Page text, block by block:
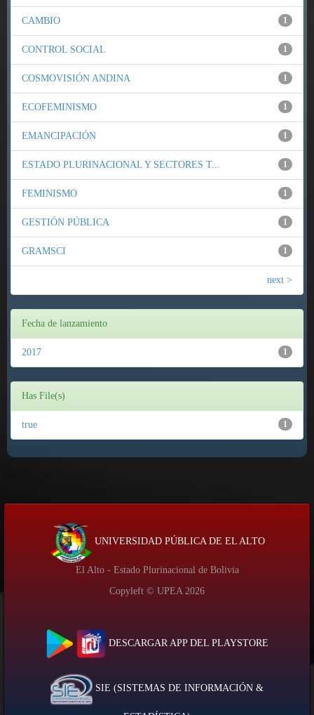
1
CAMBIO
1
CONTROL SOCIAL
1
COSMOVISIÓN ANDINA
1
ECOFEMINISMO
1
EMANCIPACIÓN
1
ESTADO PLURINACIONAL Y SECTORES T...
1
FEMINISMO
1
GESTIÓN PÚBLICA
1
GRAMSCI
next >
Fecha de lanzamiento
1
2017
Has File(s)
1
true
UNIVERSIDAD PÚBLICA DE EL ALTO
El Alto - Estado Plurinacional de Bolivia
Copyleft © UPEA 2026
DESCARGAR APP DEL PLAYSTORE
SIE (SISTEMAS DE INFORMACIÓN &